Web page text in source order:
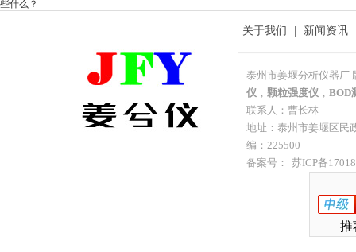
些什么？
关于我们 新闻资讯
泰州市姜堰分析仪器厂
仪 , 颗粒强度仪 , BOD
联系人：曹长林
地址：泰州市姜堰区民
编：225500
备案号：
苏ICP备
推